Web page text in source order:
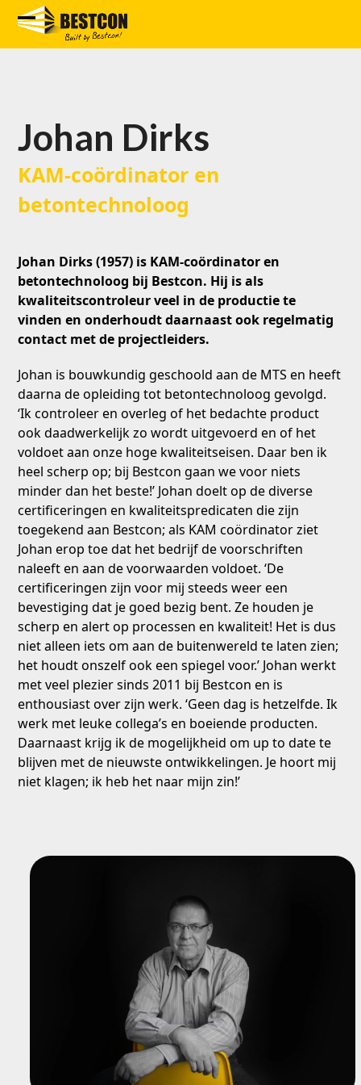
content
Open
Close
Johan Dirks
KAM-coördinator en
betontechnoloog
Johan Dirks (1957) is KAM-coördinator en
betontechnoloog bij Bestcon. Hij is als
kwaliteitscontroleur veel in de productie te
vinden en onderhoudt daarnaast ook regelmatig
contact met de projectleiders.
Johan is bouwkundig geschoold aan de MTS en heeft
daarna de opleiding tot betontechnoloog gevolgd.
‘Ik controleer en overleg of het bedachte product
ook daadwerkelijk zo wordt uitgevoerd en of het
voldoet aan onze hoge kwaliteitseisen. Daar ben ik
heel scherp op; bij Bestcon gaan we voor niets
minder dan het beste!’ Johan doelt op de diverse
certificeringen en kwaliteitspredicaten die zijn
toegekend aan Bestcon; als KAM coördinator ziet
Johan erop toe dat het bedrijf de voorschriften
naleeft en aan de voorwaarden voldoet. ‘De
certificeringen zijn voor mij steeds weer een
bevestiging dat je goed bezig bent. Ze houden je
scherp en alert op processen en kwaliteit! Het is dus
niet alleen iets om aan de buitenwereld te laten zien;
het houdt onszelf ook een spiegel voor.’ Johan werkt
met veel plezier sinds 2011 bij Bestcon en is
enthousiast over zijn werk. ‘Geen dag is hetzelfde. Ik
werk met leuke collega’s en boeiende producten.
Daarnaast krijg ik de mogelijkheid om up to date te
blijven met de nieuwste ontwikkelingen. Je hoort mij
niet klagen; ik heb het naar mijn zin!’